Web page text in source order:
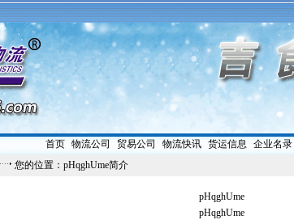
首页| 物流公司 贸易公司 物流快讯| 货运信息 企业名录|
您的位置：pHqghUme简介
pHqghUme
pHqghUme